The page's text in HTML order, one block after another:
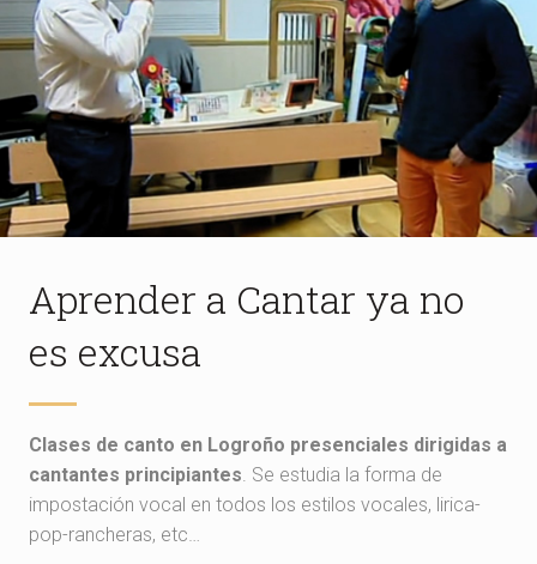
Aprender a Cantar ya no
es excusa
Clases de canto en Logroño presenciales dirigidas a
cantantes principiantes. Se estudia la forma de
impostación vocal en todos los estilos vocales, lirica-
pop-rancheras, etc…